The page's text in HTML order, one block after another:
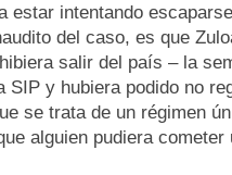
estar intentando
del caso, es que
salir del país – la
SIP y hubiera podido no
se trata de un régimen
alguien pudiera cometer